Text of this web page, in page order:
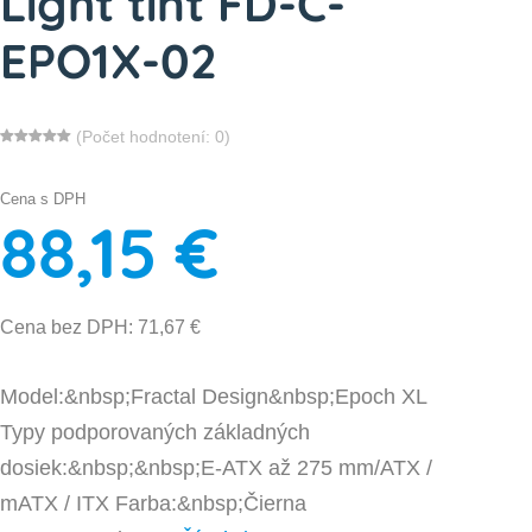
EPO1X-02
(Počet hodnotení: 0)
Cena s DPH
88,15 €
Cena bez DPH: 71,67 €
Model:&nbsp;Fractal Design&nbsp;Epoch XL
Typy podporovaných základných
dosiek:&nbsp;&nbsp;E-ATX až 275 mm/ATX /
mATX / ITX Farba:&nbsp;Čierna